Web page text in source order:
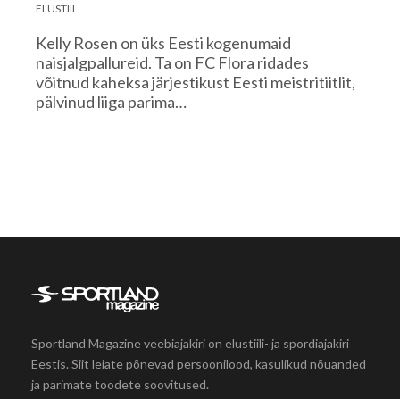
ELUSTIIL
Kelly Rosen on üks Eesti kogenumaid
naisjalgpallureid. Ta on FC Flora ridades
võitnud kaheksa järjestikust Eesti meistritiitlit,
pälvinud liiga parima…
Sportland Magazine veebiajakiri on elustiili- ja spordiajakiri
Eestis. Siit leiate põnevad persoonilood, kasulikud nõuanded
ja parimate toodete soovitused.